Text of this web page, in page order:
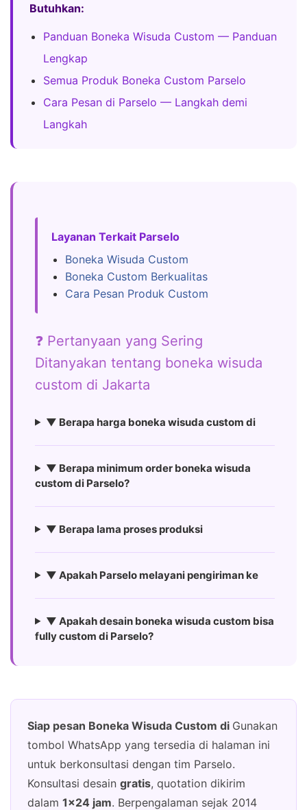
Butuhkan:
Panduan Boneka Wisuda Custom — Panduan
Lengkap
Semua Produk Boneka Custom Parselo
Cara Pesan di Parselo — Langkah demi
Langkah
Layanan Terkait Parselo
Boneka Wisuda Custom
Boneka Custom Berkualitas
Cara Pesan Produk Custom
❓ Pertanyaan yang Sering
Ditanyakan tentang boneka wisuda
custom di Jakarta
▼ Berapa harga boneka wisuda custom di
▼ Berapa minimum order boneka wisuda
custom di Parselo?
▼ Berapa lama proses produksi
▼ Apakah Parselo melayani pengiriman ke
▼ Apakah desain boneka wisuda custom bisa
fully custom di Parselo?
Siap pesan Boneka Wisuda Custom di Gunakan
tombol WhatsApp yang tersedia di halaman ini
untuk berkonsultasi dengan tim Parselo.
Konsultasi desain gratis, quotation dikirim
dalam 1×24 jam. Berpengalaman sejak 2014